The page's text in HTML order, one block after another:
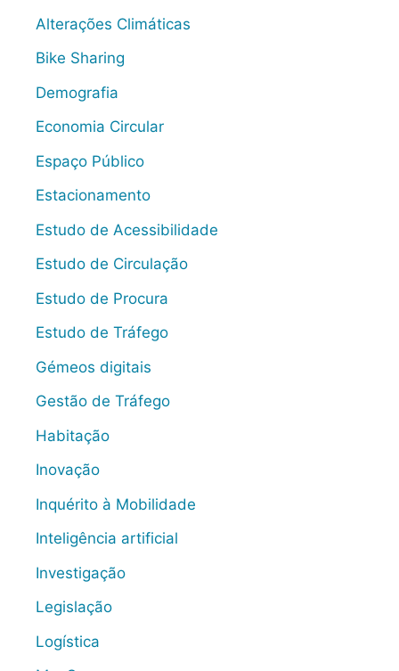
Alterações Climáticas
Bike Sharing
Demografia
Economia Circular
Espaço Público
Estacionamento
Estudo de Acessibilidade
Estudo de Circulação
Estudo de Procura
Estudo de Tráfego
Gémeos digitais
Gestão de Tráfego
Habitação
Inovação
Inquérito à Mobilidade
Inteligência artificial
Investigação
Legislação
Logística